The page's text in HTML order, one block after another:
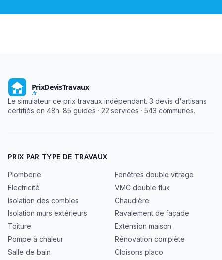
Le simulateur de prix travaux indépendant. 3 devis d'artisans
certifiés en 48h. 85 guides · 22 services · 543 communes.
PRIX PAR TYPE DE TRAVAUX
Plomberie
Électricité
Isolation des combles
Isolation murs extérieurs
Toiture
Pompe à chaleur
Salle de bain
Fenêtres double vitrage
VMC double flux
Chaudière
Ravalement de façade
Extension maison
Rénovation complète
Cloisons placo